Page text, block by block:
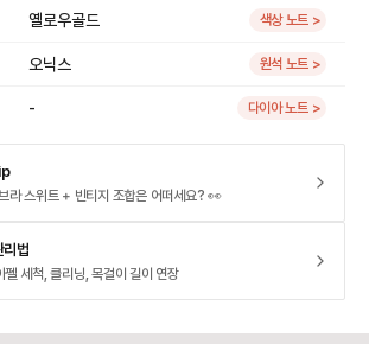
옐로우골드 색상 노트 >
오닉스 원석 노트 >
- 다이아 노트 >
라 스위트 + 빈티지 조합은 어떠세요? 👀
법
펠 세척, 클리닝, 목걸이 길이 연장